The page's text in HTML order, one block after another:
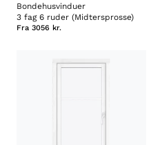
Bondehusvinduer
3 fag 6 ruder (Midtersprosse)
Fra 3056 kr.